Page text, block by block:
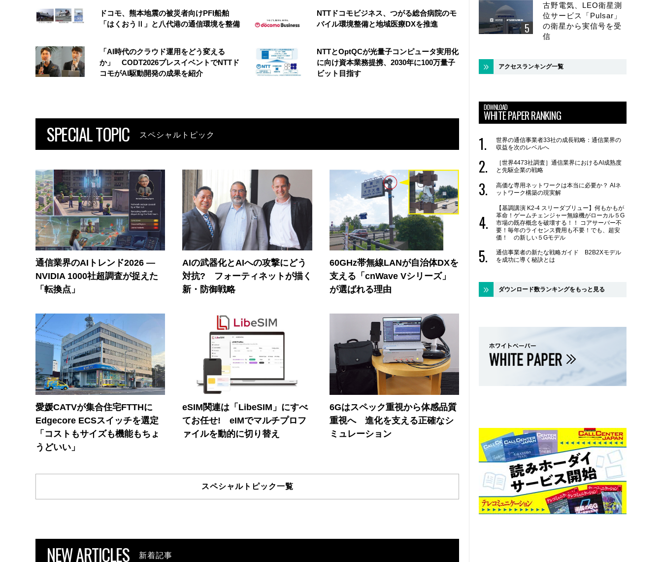
ドコモ、熊本地震の被災者向けPFI船舶
「はくおうⅡ」と八代港の通信環境を整備
NTTドコモビジネス、つがる総合病院のモ
バイル環境整備と地域医療DXを推進
「AI時代のクラウド運用をどう変える
か」 CODT2026プレスイベントでNTTド
コモがAI駆動開発の成果を紹介
NTTとOptQCが光量子コンピュータ実用化
に向け資本業務提携、2030年に100万量子
ビット目指す
SPECIAL TOPIC スペシャルトピック
通信業界のAIトレンド2026 ―
NVIDIA 1000社超調査が捉えた
「転換点」
AIの武器化とAIへの攻撃にどう
対抗? フォーティネットが描く
新・防御戦略
60GHz帯無線LANが自治体DXを
支える「cnWave Vシリーズ」
が選ばれる理由
愛媛CATVが集合住宅FTTHに
Edgecore ECSスイッチを選定
「コストもサイズも機能もちょ
うどいい」
eSIM関連は「LibeSIM」にすべ
てお任せ! eIMでマルチプロフ
ァイルを動的に切り替え
6Gはスペック重視から体感品質
重視へ 進化を支える正確なシ
ミュレーション
スペシャルトピック一覧
NEW ARTICLES 新着記事
古野電気、LEO衛星測
位サービス「Pulsar」
の衛星から実信号を受
信
アクセスランキング一覧
DOWNLOAD
WHITE PAPER RANKING
世界の通信事業者33社の成長戦略：通信業界の
収益を次のレベルへ
［世界4473社調査］通信業界におけるAI成熟度
と先駆企業の戦略
高価な専用ネットワークは本当に必要か？ AIネ
ットワーク構築の現実解
【基調講演 K2-4 スリーダブリュー】何もかもが
革命！ゲームチェンジャー無線機がローカル５G
市場の既存概念を破壊する！！ コアサーバー不
要！毎年のライセンス費用も不要！でも、超安
価！ の新しい５Gモデル
通信事業者の新たな戦略ガイド B2B2Xモデル
を成功に導く秘訣とは
ダウンロード数ランキングをもっと見る